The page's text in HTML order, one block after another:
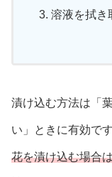
溶液を拭き
漬け込む方法は「
い」ときに有効です
花を漬け込む場合